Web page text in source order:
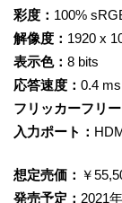
彩度： 100%
解像度： 1920 x
表示色： 8 bits
応答速度： 0.4
フリッカーフリー
入力ポート：
想定売価： ￥
発売予定： 2021